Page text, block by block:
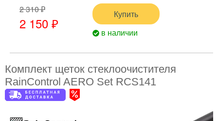
2 310 ₽
2 150 ₽
Купить
в наличии
Комплект щеток стеклоочистителя
RainControl AERO Set RCS141